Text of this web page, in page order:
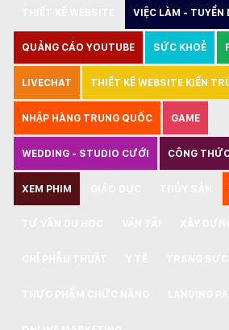
VIỆC LÀM - TUYỂN
QUẢNG CÁO YOUTUBE SỨC KHOẺ
LIVECHAT THIẾT KẾ WEBSITE KIẾN
NHẬP HÀNG TRUNG QUỐC GAME
WEDDING - STUDIO CƯỚI CÔNG
XEM PHIM